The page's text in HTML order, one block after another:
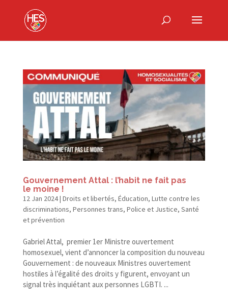
Gouvernement Attal : l’habit ne fait pas
le moine !
12 Jan 2024| Droits et libertés, Éducation, Lutte contre les
discriminations, Personnes trans, Police et Justice, Santé
et prévention
Gabriel Attal, premier 1er Ministre ouvertement
homosexuel, vient d’annoncer la composition du nouveau
Gouvernement : de nouveaux Ministres ouvertement
hostiles à l’égalité des droits y figurent, envoyant un
signal très inquiétant aux personnes LGBTI. ...